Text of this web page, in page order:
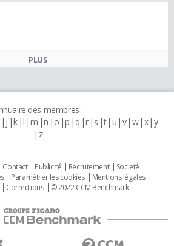
PLUS
des membres :
j k l m n o p q r s t u v w x y
z
Contact Publicité Recrutement
Societé
Paramétrer les cookies
Mentions légales
Corrections © 2022 CCM Benchmark